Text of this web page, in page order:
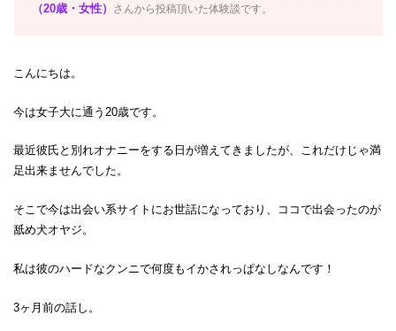
（20歳・女性）
さんから投稿頂いた体験談です。
こんにちは。
今は女子大に通う20歳です。
最近彼氏と別れオナニーをする日が増えてきましたが、これだけじゃ満
足出来ませんでした。
そこで今は出会い系サイトにお世話になっており、ココで出会ったのが
舐め犬オヤジ。
私は彼のハードなクンニで何度もイかされっぱなしなんです！
3ヶ月前の話し。